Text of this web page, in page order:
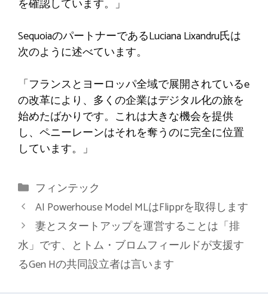
を確認しています。」
SequoiaのパートナーであるLuciana Lixandru氏は
次のように述べています。
「フランスとヨーロッパ全域で展開されているe
の改革により、多くの企業はデジタル化の旅を
始めたばかりです。これは大きな機会を提供
し、ペニーレーンはそれを奪うのに完全に位置
しています。」
カ
テ
ゴ
リ
ー
フィンテック
AI Powerhouse Model MLはFlipprを取得します
妻とスタートアップを運営することは「排
水」です、とトム・ブロムフィールドが支援す
るGen Hの共同設立者は言います